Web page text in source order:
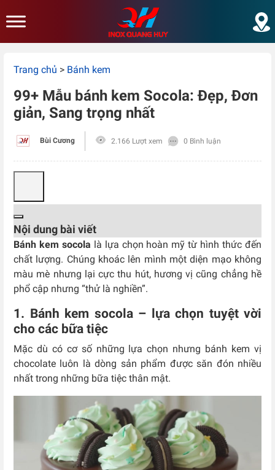
Trang chủ > Bánh kem
99+ Mẫu bánh kem Socola: Đẹp, Đơn
giản, Sang trọng nhất
Bùi Cương 2.166 Lượt xem 0 Bình luận
Nội dung bài viết
Bánh kem socola là lựa chọn hoàn mỹ từ hình thức đến
chất lượng. Chúng khoác lên mình một diện mạo không
màu mè nhưng lại cực thu hút, hương vị cũng chẳng hề
phổ cập nhưng “thử là nghiền”.
1. Bánh kem socola – lựa chọn tuyệt vời
cho các bữa tiệc
Mặc dù có cơ số những lựa chọn nhưng bánh kem vị
chocolate luôn là dòng sản phẩm được săn đón nhiều
nhất trong những bữa tiệc thân mật.